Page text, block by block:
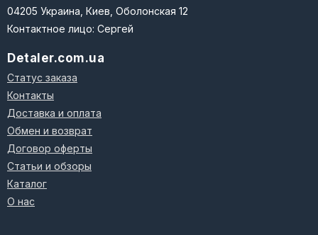
04205 Украина, Киев, Оболонская 12
Контактное лицо: Сергей
Detaler.com.ua
Статус заказа
Контакты
Доставка и оплата
Обмен и возврат
Договор оферты
Статьи и обзоры
Каталог
О нас